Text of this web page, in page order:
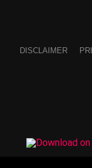
DISCLAIMER